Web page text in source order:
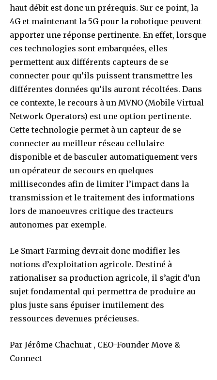
haut débit est donc un prérequis. Sur ce point, la
4G et maintenant la 5G pour la robotique peuvent
apporter une réponse pertinente. En effet, lorsque
ces technologies sont embarquées, elles
permettent aux différents capteurs de se
connecter pour qu’ils puissent transmettre les
différentes données qu’ils auront récoltées. Dans
ce contexte, le recours à un MVNO (Mobile Virtual
Network Operators) est une option pertinente.
Cette technologie permet à un capteur de se
connecter au meilleur réseau cellulaire
disponible et de basculer automatiquement vers
un opérateur de secours en quelques
millisecondes afin de limiter l’impact dans la
transmission et le traitement des informations
lors de manoeuvres critique des tracteurs
autonomes par exemple.
Le Smart Farming devrait donc modifier les
notions d’exploitation agricole. Destiné à
rationaliser sa production agricole, il s’agit d’un
sujet fondamental qui permettra de produire au
plus juste sans épuiser inutilement des
ressources devenues précieuses.
Par Jérôme Chachuat , CEO-Founder Move &
Connect